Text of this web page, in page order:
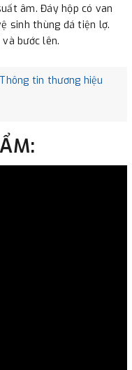
âm. Đáy hộp có van
sinh thùng đá tiện lợ.
bước lên.
Thông tin thương hiệu